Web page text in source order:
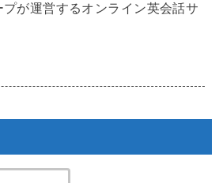
が運営するオンライン英会話サ